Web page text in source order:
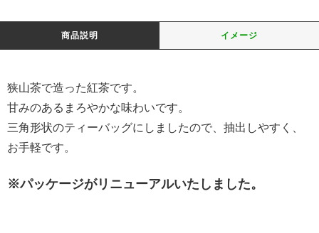
商品説明 イメージ
狭山茶で造った紅茶です。
甘みのあるまろやかな味わいです。
三角形状のティーバッグにしましたので、抽出しやすく、
お手軽です。
※パッケージがリニューアルいたしました。